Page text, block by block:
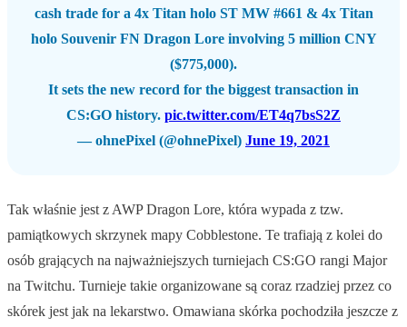
cash trade for a 4x Titan holo ST MW #661 & 4x Titan
holo Souvenir FN Dragon Lore involving 5 million CNY
($775,000).
It sets the new record for the biggest transaction in
CS:GO history. pic.twitter.com/ET4q7bsS2Z
— ohnePixel (@ohnePixel) June 19, 2021
Tak właśnie jest z AWP Dragon Lore, która wypada z tzw.
pamiątkowych skrzynek mapy Cobblestone. Te trafiają z kolei do
osób grających na najważniejszych turniejach CS:GO rangi Major
na Twitchu. Turnieje takie organizowane są coraz rzadziej przez co
skórek jest jak na lekarstwo. Omawiana skórka pochodziła jeszcze z